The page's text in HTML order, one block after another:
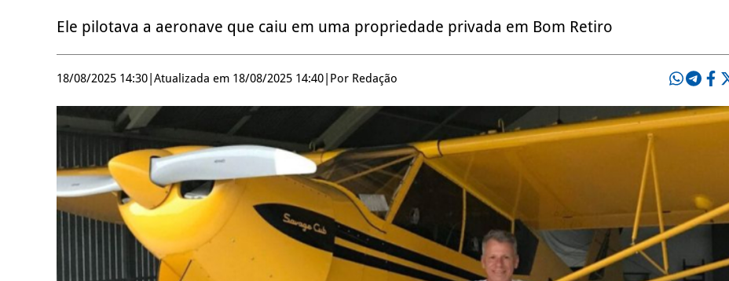
Ele pilotava a aeronave que caiu em uma propriedade privada em Bom Retiro
18/08/2025 14:30 Atualizada em 18/08/2025 14:40 Por Redação